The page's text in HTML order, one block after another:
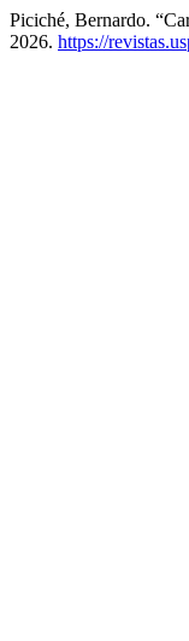
Piciché, Bernardo.
2026. https://